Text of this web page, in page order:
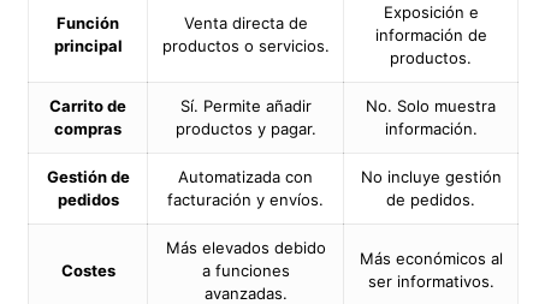
Función
principal
Venta directa de
productos o servicios.
Exposición e
información de
productos.
Carrito de
compras
Sí. Permite añadir
productos y pagar.
No. Solo muestra
información.
Gestión de
pedidos
Automatizada con
facturación y envíos.
No incluye gestión
de pedidos.
Costes
Más elevados debido
a funciones
avanzadas.
Más económicos al
ser informativos.